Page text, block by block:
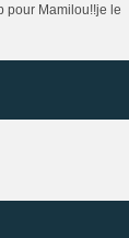
pour Mamilou!!je le